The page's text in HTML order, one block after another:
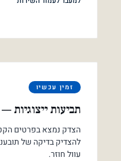
זמין עכשיו
תביעות ייצוגיות
הצדק נמצא בפרטים
להצדיק בדיקה של
עוול חוזר.